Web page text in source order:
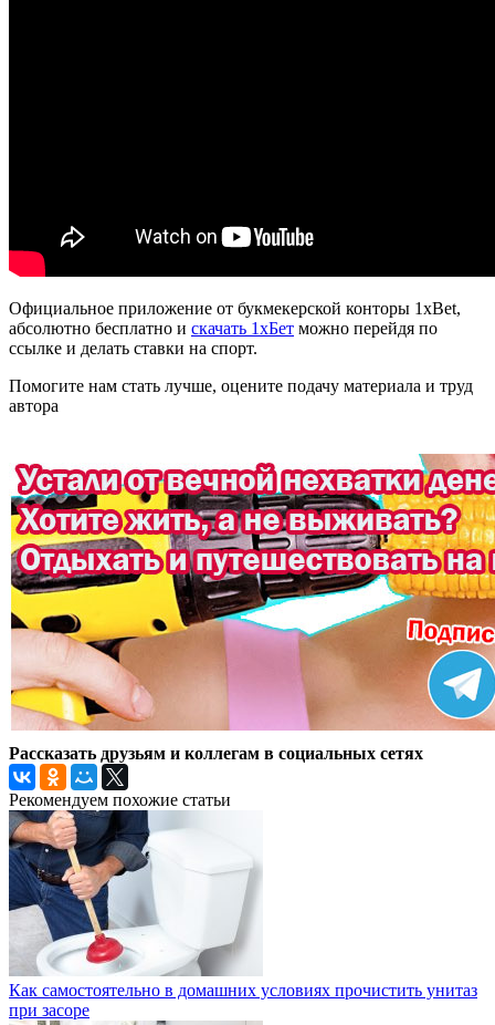
Официальное приложение от букмекерской конторы 1xBet,
абсолютно бесплатно и скачать 1хБет можно перейдя по
ссылке и делать ставки на спорт.
Помогите нам стать лучше, оцените подачу материала и труд
автора
Рассказать друзьям и коллегам в социальных сетях
Рекомендуем похожие статьи
Как самостоятельно в домашних условиях прочистить унитаз
при засоре